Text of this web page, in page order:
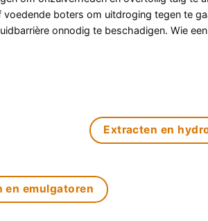
voedende boters om uitdroging tegen te
onnodig te beschadigen. Wie
Extracten en
en emulgatoren